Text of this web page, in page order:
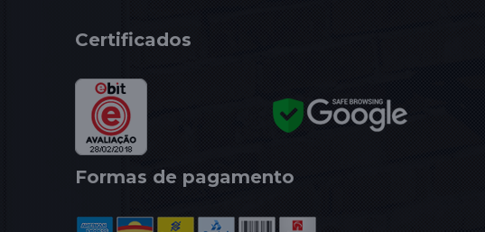
Certificados
Formas de pagamento